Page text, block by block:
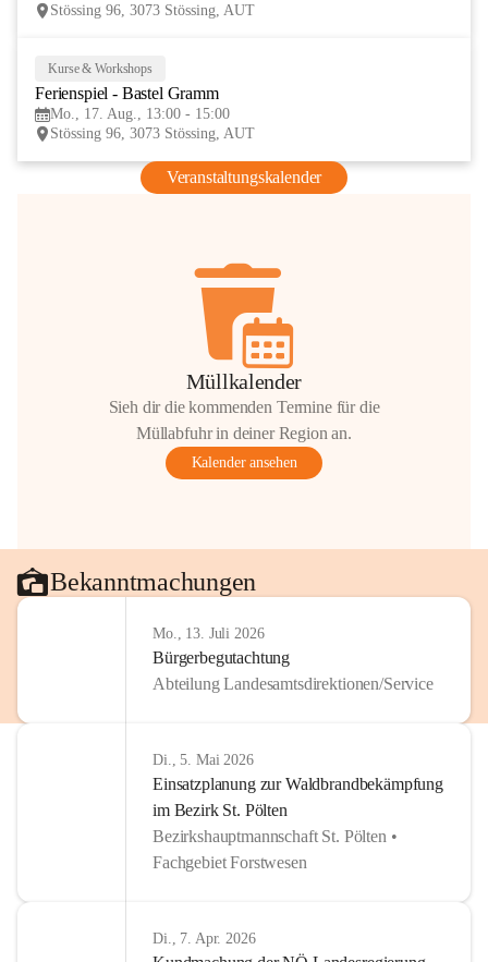
Stössing 96, 3073 Stössing, AUT
Kurse & Workshops
Ferienspiel - Bastel Gramm
Mo., 17. Aug., 13:00 - 15:00
Stössing 96, 3073 Stössing, AUT
Veranstaltungskalender
Müllkalender
Sieh dir die kommenden Termine für die
Müllabfuhr in deiner Region an.
Kalender ansehen
Bekanntmachungen
Mo., 13. Juli 2026
Bürgerbegutachtung
Abteilung Landesamtsdirektionen/Service
Di., 5. Mai 2026
Einsatzplanung zur Waldbrandbekämpfung
im Bezirk St. Pölten
Bezirkshauptmannschaft St. Pölten •
Fachgebiet Forstwesen
Di., 7. Apr. 2026